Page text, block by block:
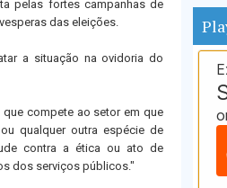
pelas fortes campanhas de
das eleições.
a situação na ovidoria do
compete ao setor em que
qualquer outra espécie de
contra a ética ou ato de
dos serviços públicos."